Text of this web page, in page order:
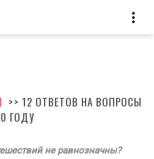
>> 12 ОТВЕТОВ НА ВОПРОСЫ
ГОДУ
не равнозначны?